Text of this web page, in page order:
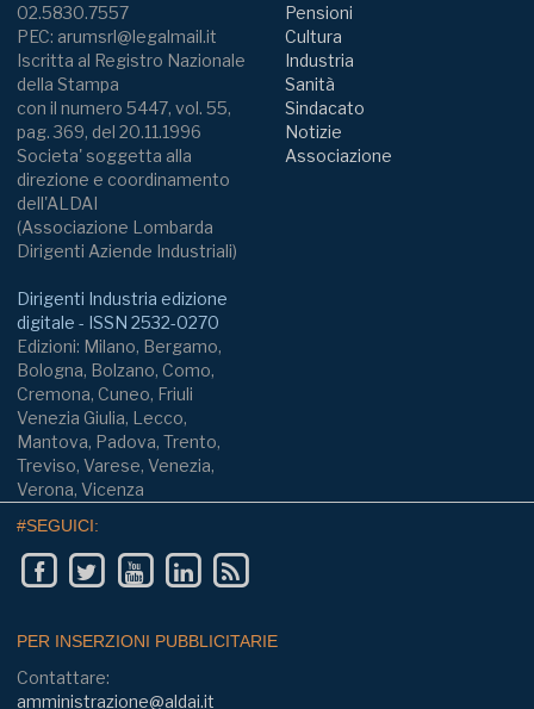
02.5830.7557
PEC: arumsrl@legalmail.it
Iscritta al Registro Nazionale
della Stampa
con il numero 5447, vol. 55,
pag. 369, del 20.11.1996
Societa' soggetta alla
direzione e coordinamento
dell'ALDAI
(Associazione Lombarda
Dirigenti Aziende Industriali)
Dirigenti Industria edizione
digitale - ISSN 2532-0270
Edizioni: Milano, Bergamo,
Bologna, Bolzano, Como,
Cremona, Cuneo, Friuli
Venezia Giulia, Lecco,
Mantova, Padova, Trento,
Treviso, Varese, Venezia,
Verona, Vicenza
Pensioni
Cultura
Industria
Sanità
Sindacato
Notizie
Associazione
#SEGUICI:
PER INSERZIONI PUBBLICITARIE
Contattare:
amministrazione@aldai.it